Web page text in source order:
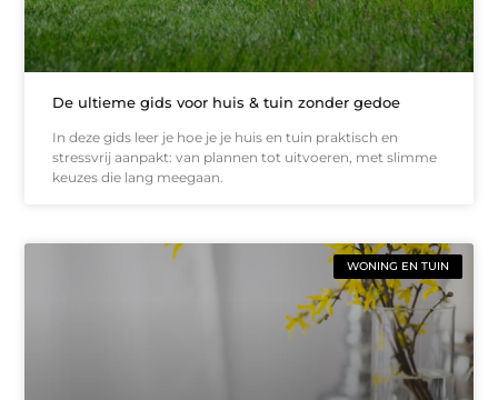
De ultieme gids voor huis & tuin zonder gedoe
In deze gids leer je hoe je je huis en tuin praktisch en
stressvrij aanpakt: van plannen tot uitvoeren, met slimme
keuzes die lang meegaan.
WONING EN TUIN